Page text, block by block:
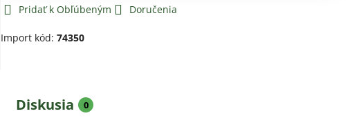
Pridať k Obľúbeným Doručenia
Import kód:74350
Diskusia 0